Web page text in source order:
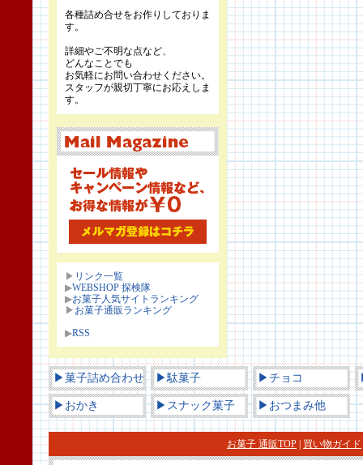
各種詰め合せをお作りしておりま
す。
詳細やご不明な点など、
どんなことでも
お気軽にお問い合わせください。
スタッフが親切丁寧にお応えしま
す。
▶ リンク一覧
▶WEBSHOP 探検隊
▶お菓子人気サイトランキング
▶ お菓子通販ランキング
▶RSS
▶菓子詰め合わせ ▶駄菓子 ▶チョコ
▶おかき ▶スナック菓子 ▶おつまみ他
お菓子 通販TOP 買い物ガイド